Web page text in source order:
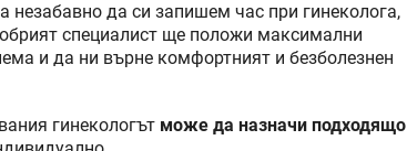
незабавно да си запишем час при гинеколога,
специалист ще положи максимални
и да ни върне комфортният и безболезнен
гинекологът може да назначи подходящо